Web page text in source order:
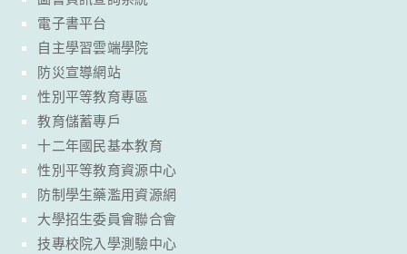
電子書平台
自主學習雲端學院
防災宣導網站
性別平等教育專區
教育儲蓄專戶
十二年國民基本教育
性別平等教育資源中心
防制學生藥濫用資源網
大學招生委員會聯合會
技專校院入學測驗中心